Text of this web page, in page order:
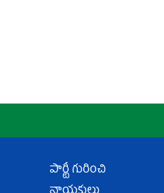
పార్టీ గురించి